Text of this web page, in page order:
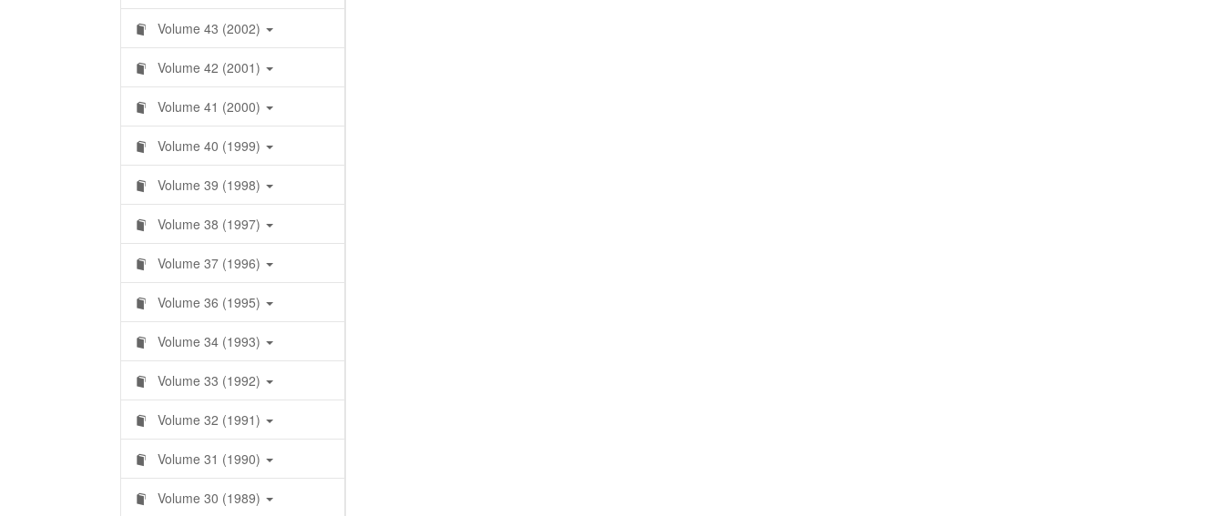
Volume 43 (2002)
Volume 42 (2001)
Volume 41 (2000)
Volume 40 (1999)
Volume 39 (1998)
Volume 38 (1997)
Volume 37 (1996)
Volume 36 (1995)
Volume 34 (1993)
Volume 33 (1992)
Volume 32 (1991)
Volume 31 (1990)
Volume 30 (1989)